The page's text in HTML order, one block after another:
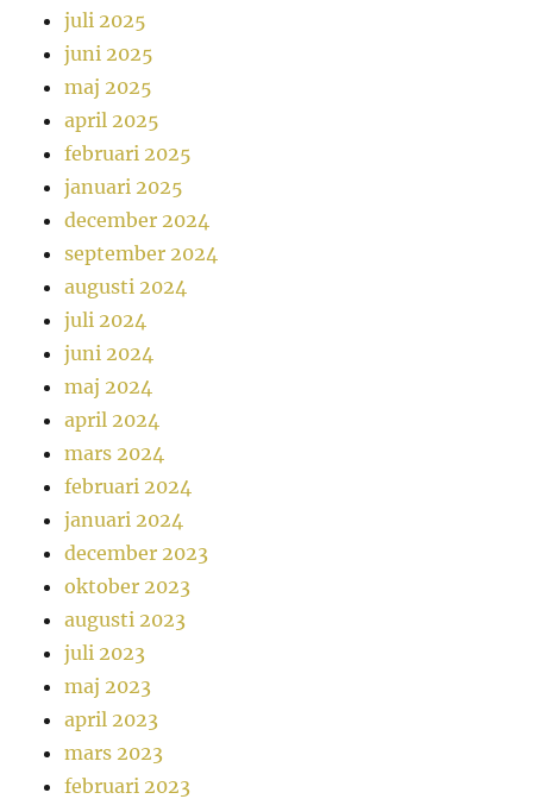
juli 2025
juni 2025
maj 2025
april 2025
februari 2025
januari 2025
december 2024
september 2024
augusti 2024
juli 2024
juni 2024
maj 2024
april 2024
mars 2024
februari 2024
januari 2024
december 2023
oktober 2023
augusti 2023
juli 2023
maj 2023
april 2023
mars 2023
februari 2023